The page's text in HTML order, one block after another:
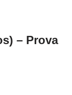
– Prova